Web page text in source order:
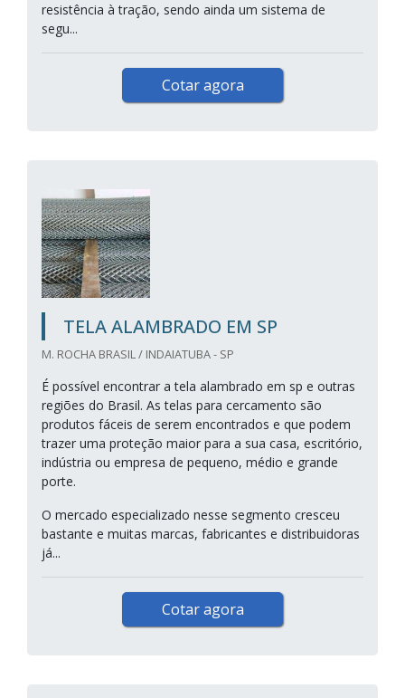
resistência à tração, sendo ainda um sistema de
segu...
Cotar agora
TELA ALAMBRADO EM SP
M. ROCHA BRASIL / INDAIATUBA - SP
É possível encontrar a tela alambrado em sp e outras
regiões do Brasil. As telas para cercamento são
produtos fáceis de serem encontrados e que podem
trazer uma proteção maior para a sua casa, escritório,
indústria ou empresa de pequeno, médio e grande
porte.
O mercado especializado nesse segmento cresceu
bastante e muitas marcas, fabricantes e distribuidoras
já...
Cotar agora